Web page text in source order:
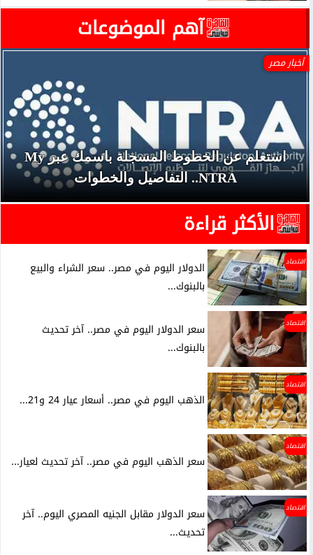
آهم الموضوعات
أخبار مصر
استعلم عن الخطوط المسجلة باسمك عبر My
NTRA.. التفاصيل والخطوات
الأكثر قراءة
اقتصاد
الدولار اليوم في مصر.. سعر الشراء والبيع
بالبنوك...
اقتصاد
سعر الدولار اليوم في مصر.. آخر تحديث
بالبنوك...
اقتصاد
الذهب اليوم في مصر.. أسعار عيار 24 و21...
اقتصاد
سعر الذهب اليوم في مصر.. آخر تحديث لعيار...
اقتصاد
سعر الدولار مقابل الجنيه المصري اليوم.. آخر
تحديث...